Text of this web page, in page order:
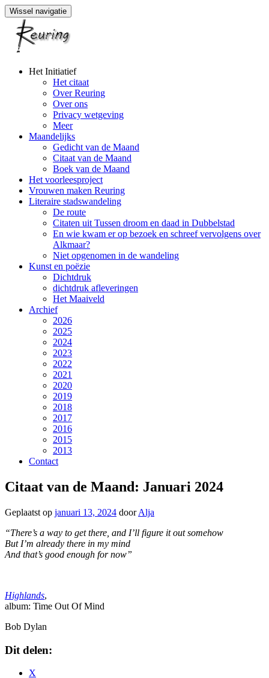
Wissel navigatie
Naar
Het Initiatief
Het citaat
Over Reuring
Over ons
Privacy wetgeving
Meer
Maandelijks
Gedicht van de Maand
Citaat van de Maand
Boek van de Maand
Het voorleesproject
Vrouwen maken Reuring
Literaire stadswandeling
De route
Citaten uit Tussen droom en daad in Dubbelstad
En wie kwam er op bezoek en schreef vervolgens over
Alkmaar?
Niet opgenomen in de wandeling
Kunst en poëzie
Dichtdruk
dichtdruk afleveringen
Het Maaiveld
Archief
2026
2025
2024
2023
2022
2021
2020
2019
2018
2017
2016
2015
2013
Contact
Citaat van de Maand: Januari 2024
Geplaatst op januari 13, 2024 doorAlja
“There’s a way to get there, and I’ll figure it out somehow
But I’m already there in my mind
And that’s good enough for now”
Highlands,
album: Time Out Of Mind
Bob Dylan
Dit delen:
X